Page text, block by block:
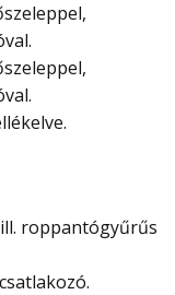
roppantógyűrűs